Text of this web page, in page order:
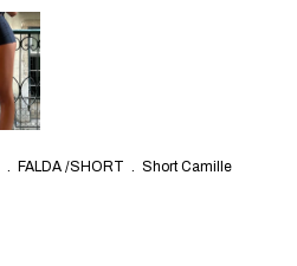
. FALDA /SHORT . Short Camille